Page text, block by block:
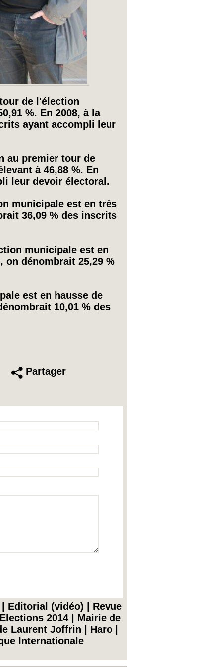
de l'élection
%. En 2008, à la
ayant accompli leur
au premier tour de
à 46,88 %. En
leur devoir électoral.
municipale est en très
36,09 % des inscrits
municipale est en
on dénombrait 25,29 %
est en hausse de
10,01 % des
Partager
Editorial (vidéo)
Revue
Elections 2014
Mairie de
Laurent Joffrin
Haro
Internationale